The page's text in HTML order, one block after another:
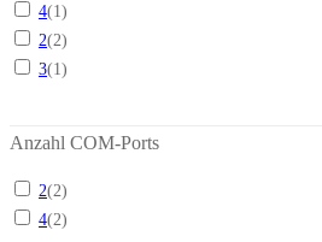
4(1 )
2(2)
3(1 )
Anzahl COM-Ports
2(2)
4(2)